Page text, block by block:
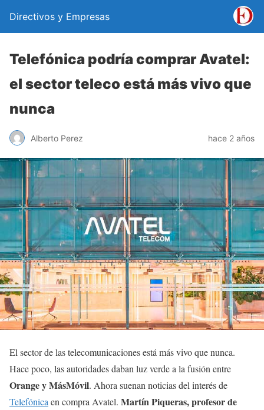
Directivos y Empresas
Telefónica podría comprar Avatel:
el sector teleco está más vivo que
nunca
Alberto Perez hace 2 años
El sector de las telecomunicaciones está más vivo que nunca.
Hace poco, las autoridades daban luz verde a la fusión entre
Orange y MásMóvil. Ahora suenan noticias del interés de
Telefónica en compra Avatel. Martín Piqueras, profesor de